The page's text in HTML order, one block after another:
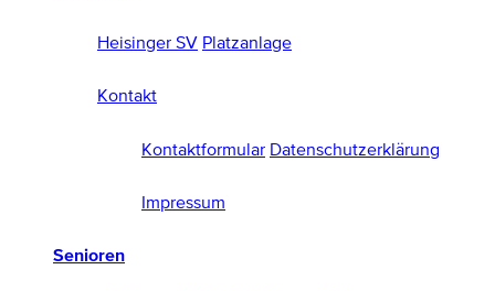
Heisinger SV Platzanlage
Kontakt
Kontaktformular Datenschutzerklärung
Impressum
Senioren